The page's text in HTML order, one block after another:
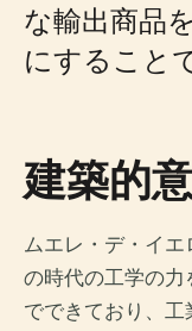
な輸出商品
にすること
建築的
ムエレ・デ・イ
の時代の工学の
でできており、工